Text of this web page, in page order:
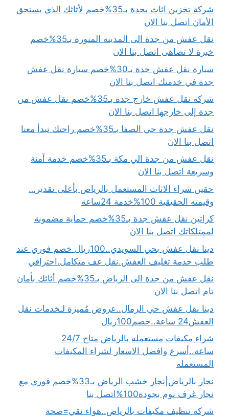
شركة تخزين اثاث بجدة بـ35%خصم لأثاثك الذي يستحق
الأمان اتصل بنا الان
نقل عفش من جدة الى المدينة المنورة بـ35%خصم
خبرة لا تضاهى اتصل بنا الان
سيارة نقل عفش جدة بـ30%خصم سيارة نقل عفش
جدة في خدمتك اتصل بنا الان
شركة نقل عفش خارج جدة بـ35%خصم نقل عفش من
جدة إلى خارجها اتصل بنا الان
نقل عفش جدة حي الصفا بـ35%خصم راحتك تبدأ معنا
اتصل بنا الان
نقل عفش من جدة الي مكة بـ35%خصم خدمة آمنة
وسريعة اتصل بنا الان
حقين شراء الاثاث المستعمل بالرياض بأعلى تقدير…
وقيمته الحقيقية 100%خدمة 24ساعة
كراتين نقل عفش جدة بـ35%خصم حماية مضمونة
لممتلكاتك اتصل بنا الان
دينا نقل عفش بحي السويدي..100ريال خصم فوري عند
طلب خدمة تغليف العفش.نقل عف متكامل.احترافي
نقل عفش من جدة الى الرياض بـ35%خصم أثاثك بأمان
تام اتصل بنا الان
دينا نقل عفش حي الرمال..عروض مُميزة لـخدمات نقل
العفش24 ساعة..خصم100ريال
شراء مكيفات مستعمله بالرياض متاح 24/7
ساعة..أسرع وافضل الاسعار لشراء المكيفات
المستعمله
نجار بالرياض|نجار خشب الرياض بـ33%خصم فوري مع
نجار غرف نوم بجودة100%اتصل بنا
شركة تنظيف مكيفات بالرياض..هواء نقي=صحة